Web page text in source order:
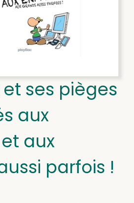
ses pièges
aux
aux
parfois !